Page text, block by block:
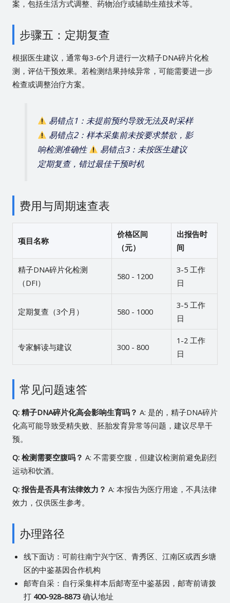
案，包括生活方式调整、药物治疗或辅助生殖技术等。
步骤五：定期复查
根据医生建议，通常每3-6个月进行一次精子DNA碎片化检
测，评估干预效果。若检测结果持续异常，可能需要进一步
检查或调整治疗方案。
易错点1：未提前预约导致无法及时采样
易错点2：样本采集前未按要求禁欲，影
响检测准确性
易错点3：未按医生建议
定期复查，错过最佳干预时机
费用与周期速查表
项目名称
价格区间
（元）
出报告时
间
精子DNA碎片化检测
（DFI）
580 - 1200
3-5 工作
日
定期复查（3个月） 580 - 1000
3-5 工作
日
专家解读与建议 300 - 800
1-2 工作
日
常见问题速答
Q: 精子DNA碎片化高会影响生育吗？ A: 是的，精子DNA碎片
化高可能导致受精失败、胚胎发育异常等问题，建议尽早干
预。
Q: 检测需要空腹吗？ A: 不需要空腹，但建议检测前避免剧烈
运动和饮酒。
Q: 报告是否具有法律效力？ A: 本报告为医疗用途，不具法律
效力，仅供医生参考。
办理路径
线下面访：可前往南宁兴宁区、青秀区、江南区或西乡塘
区的中鉴基因合作机构
邮寄自采：自行采集样本后邮寄至中鉴基因，邮寄前请拨
打 400-928-8873确认地址